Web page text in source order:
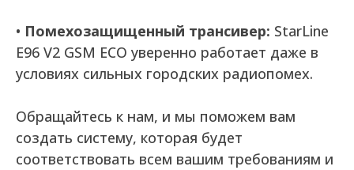
• Помехозащищенный трансивер: StarLine
E96 V2 GSM ECO уверенно работает даже в
условиях сильных городских радиопомех.
Обращайтесь к нам, и мы поможем вам
создать систему, которая будет
соответствовать всем вашим требованиям и